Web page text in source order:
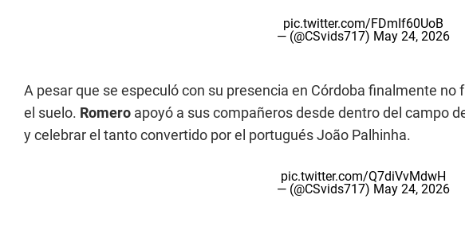
pic.twitter.com/FDmIf60UoB
— (@CSvids717) May 24, 2026
A pesar que se especuló con su presencia en Córdoba finalmente
el suelo. Romero apoyó a sus compañeros desde dentro del campo
y celebrar el tanto convertido por el portugués João Palhinha.
pic.twitter.com/Q7diVvMdwH
— (@CSvids717) May 24, 2026